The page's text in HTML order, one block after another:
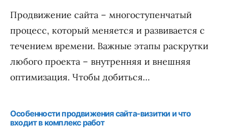
Продвижение сайта – многоступенчатый
процесс, который меняется и развивается с
течением времени. Важные этапы раскрутки
любого проекта – внутренняя и внешняя
оптимизация. Чтобы добиться…
Особенности продвижения сайта-визитки и что
входит в комплекс работ